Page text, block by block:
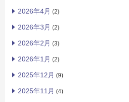
2026年4月 (2)
2026年3月 (2)
2026年2月 (3)
2026年1月 (2)
2025年12月 (9)
2025年11月 (4)